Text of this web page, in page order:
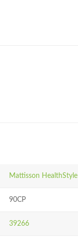
Mattisson HealthStyle
90CP
39266